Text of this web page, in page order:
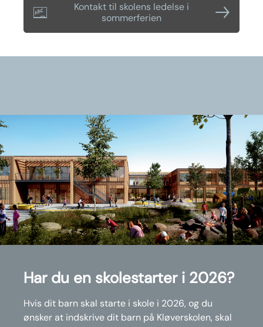
Kontakt til skolens ledelse i
sommerferien
Har du en skolestarter i 2026?
Hvis dit barn skal starte i skole i 2026, og du
ønsker at indskrive dit barn på Kløverskolen, skal